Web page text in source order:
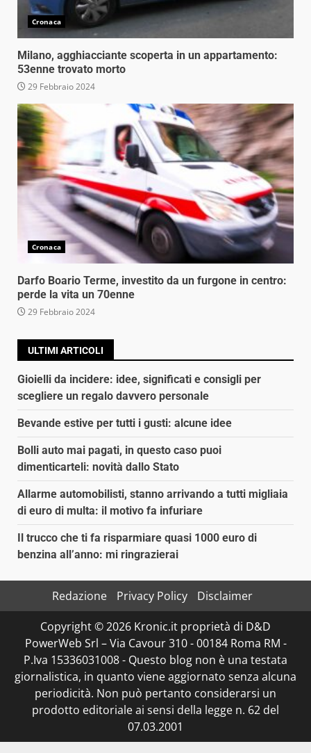
Cronaca
Milano, agghiacciante scoperta in un appartamento:
53enne trovato morto
29 Febbraio 2024
Cronaca
Darfo Boario Terme, investito da un furgone in centro:
perde la vita un 70enne
29 Febbraio 2024
ULTIMI ARTICOLI
Gioielli da incidere: idee, significati e consigli per
scegliere un regalo davvero personale
Bevande estive per tutti i gusti: alcune idee
Bolli auto mai pagati, in questo caso puoi
dimenticarteli: novità dallo Stato
Allarme automobilisti, stanno arrivando a tutti migliaia
di euro di multa: il motivo fa infuriare
Il trucco che ti fa risparmiare quasi 1000 euro di
benzina all’anno: mi ringrazierai
Redazione Privacy Policy
Disclaimer
Copyright © 2026 Kronic.it proprietà di D&D
PowerWeb Srl – Via Cavour 310 - 00184 Roma RM -
P.Iva 15336031008 - Questo blog non è una testata
giornalistica, in quanto viene aggiornato senza alcuna
periodicità. Non può pertanto considerarsi un
prodotto editoriale ai sensi della legge n. 62 del
07.03.2001